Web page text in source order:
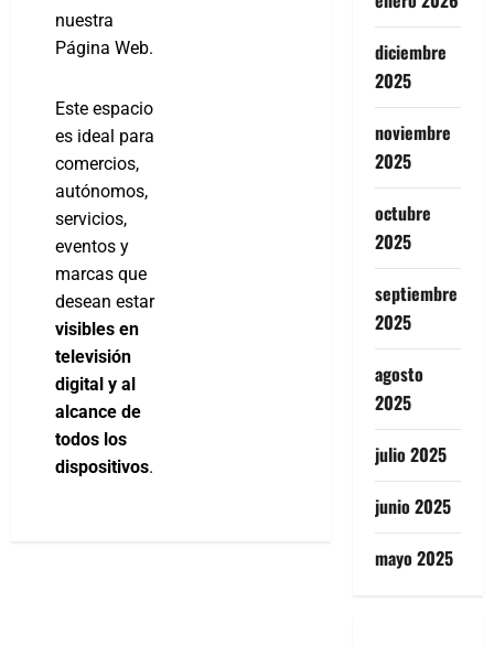
nuestra
Página Web.
Este espacio
es ideal para
comercios,
autónomos,
servicios,
eventos y
marcas que
desean estar
visibles en
televisión
digital y al
alcance de
todos los
dispositivos.
diciembre
2025
noviembre
2025
octubre
2025
septiembre
2025
agosto
2025
julio 2025
junio 2025
mayo 2025